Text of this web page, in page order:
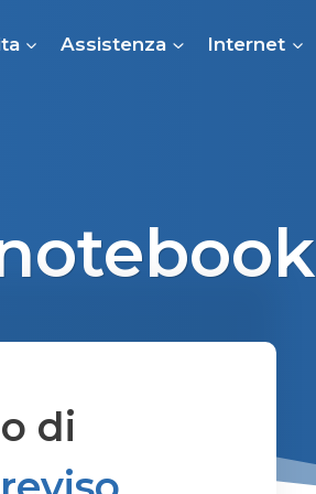
Assistenza Internet
di